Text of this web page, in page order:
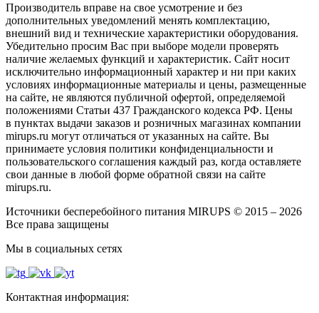
Производитель вправе на свое усмотрение и без
дополнительных уведомлений менять комплектацию,
внешний вид и технические характеристики оборудования.
Убедительно просим Вас при выборе модели проверять
наличие желаемых функций и характеристик. Сайт носит
исключительно информационный характер и ни при каких
условиях информационные материалы и цены, размещенные
на сайте, не являются публичной офертой, определяемой
положениями Статьи 437 Гражданского кодекса РФ. Цены
в пунктах выдачи заказов и розничных магазинах компании
mirups.ru могут отличаться от указанных на сайте. Вы
принимаете условия политики конфиденциальности и
пользовательского соглашения каждый раз, когда оставляете
свои данные в любой форме обратной связи на сайте
mirups.ru.
Источники бесперебойного питания MIRUPS © 2015 – 2026
Все права защищены
Мы в социальных сетях
Контактная информация: